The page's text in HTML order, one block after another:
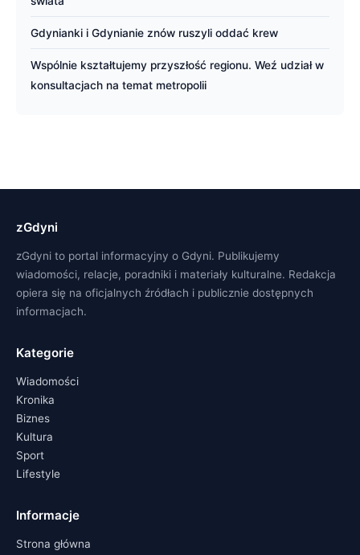
Gdynianki i Gdynianie znów ruszyli oddać krew
Wspólnie kształtujemy przyszłość regionu. Weź udział w
konsultacjach na temat metropolii
zGdyni
zGdyni to portal informacyjny o Gdyni. Publikujemy
wiadomości, relacje, poradniki i materiały kulturalne. Redakcja
opiera się na oficjalnych źródłach i publicznie dostępnych
informacjach.
Kategorie
Wiadomości
Kronika
Biznes
Kultura
Sport
Lifestyle
Informacje
Strona główna